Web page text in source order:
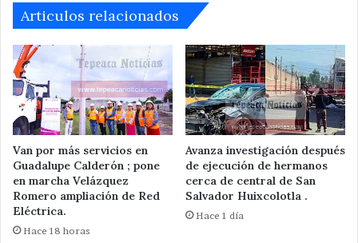
Articulos relacionados
Van por más servicios en
Guadalupe Calderón ; pone
en marcha Velázquez
Romero ampliación de Red
Eléctrica.
Hace 18 horas
Avanza investigación después
de ejecución de hermanos
cerca de central de San
Salvador Huixcolotla .
Hace 1 día